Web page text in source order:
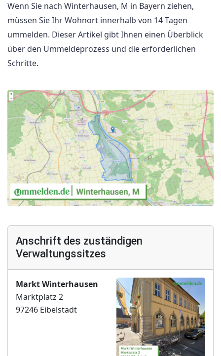
Wenn Sie nach Winterhausen, M in Bayern ziehen,
müssen Sie Ihr Wohnort innerhalb von 14 Tagen
ummelden. Dieser Artikel gibt Ihnen einen Überblick
über den Ummeldeprozess und die erforderlichen
Schritte.
Anschrift des zuständigen
Verwaltungssitzes
Markt Winterhausen
Marktplatz 2
97246 Eibelstadt